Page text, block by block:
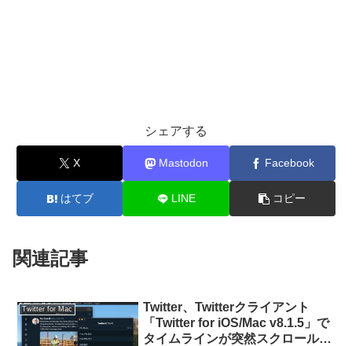
シェアする
X Mastodon Facebook
はてブ LINE コピー
関連記事
Twitter for Mac
Twitter、Twitterクライアント
「Twitter for iOS/Mac v8.1.5」で
タイムラインが突然スクロールす